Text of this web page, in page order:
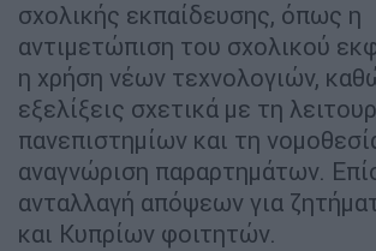
σχολικής εκπαίδευσης, όπως η
αντιμετώπιση του σχολικού
η χρήση νέων τεχνολογιών,
εξελίξεις σχετικά με τη
πανεπιστημίων και τη
αναγνώριση παραρτημάτων.
ανταλλαγή απόψεων για
και Κυπρίων φοιτητών.